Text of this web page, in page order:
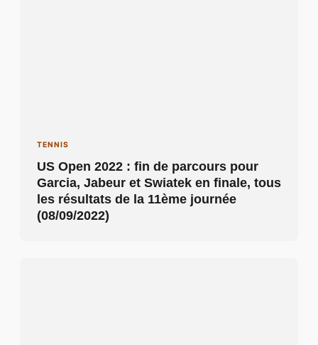
TENNIS
US Open 2022 : fin de parcours pour
Garcia, Jabeur et Swiatek en finale, tous
les résultats de la 11ème journée
(08/09/2022)